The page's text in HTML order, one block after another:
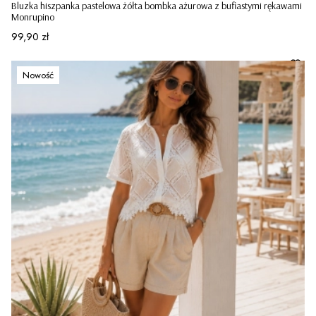
Bluzka hiszpanka pastelowa żółta bombka ażurowa z bufiastymi rękawami
Monrupino
Cena
99,90 zł
Nowość